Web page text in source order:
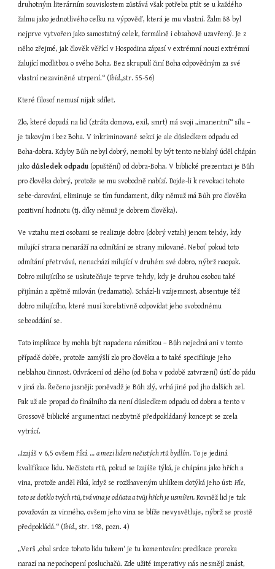
druhotným literárním souvislostem zůstává však potřeba ptát se u každého
žalmu jako jednotlivého celku na výpověď, která je mu vlastní. Žalm 88 byl
nejprve vytvořen jako samostatný celek, formálně i obsahově uzavřený. Je z
něho zřejmé, jak člověk věřící v Hospodina zápasí v extrémní nouzi extrémní
žalující modlitbou o svého Boha. Bez skrupulí činí Boha odpovědným za své
vlastní nezaviněné utrpení.“ (Ibid.,str. 55-56)
Které filosof nemusí nijak sdílet.
Zlo, které dopadá na lid (ztráta domova, exil, smrt) má svoji „imanentní“ sílu –
je takovým i bez Boha. V inkriminované sekci je ale důsledkem odpadu od
Boha-dobra. Kdyby Bůh nebyl dobrý, nemohl by být tento neblahý úděl chápán
jako důsledek odpadu (opuštění) od dobra-Boha. V biblické prezentaci je Bůh
pro člověka dobrý, protože se mu svobodně nabízí. Dojde-li k revokaci tohoto
sebe-darování, eliminuje se tím fundament, díky němuž má Bůh pro člověka
pozitivní hodnotu (tj. díky němuž je dobrem člověka).
Ve vztahu mezi osobami se realizuje dobro (dobrý vztah) jenom tehdy, kdy
milující strana nenaráží na odmítání ze strany milované. Neboť pokud toto
odmítání přetrvává, nenachází milující v druhém své dobro, nýbrž naopak.
Dobro milujícího se uskutečňuje teprve tehdy, kdy je druhou osobou také
přijímán a zpětně milován (redamatio). Schází-li vzájemnost, absentuje též
dobro milujícího, které musí korelativně odpovídat jeho svobodnému
sebeoddání se.
Tato implikace by mohla být napadena námitkou – Bůh nejedná ani v tomto
případě dobře, protože zamýšlí zlo pro člověka a to také specifikuje jeho
neblahou činnost. Odvrácení od zlého (od Boha v podobě zatvrzení) ústí do pádu
v jiná zla. Řečeno jasněji: poněvadž je Bůh zlý, vrhá jiné pod jho dalších zel.
Pak už ale propad do finálního zla není důsledkem odpadu od dobra a tento v
Grossově biblické argumentaci nezbytně předpokládaný koncept se zcela
vytrácí.
„Izajáš v 6,5 ovšem říká … a mezi lidem nečistých rtů bydlím. To je jediná
kvalifikace lidu. Nečistota rtů, pokud se Izajáše týká, je chápána jako hřích a
vina, protože anděl říká, když se rozžhaveným uhlíkem dotýká jeho úst: Hle,
toto se dotklo tvých rtů, tvá vina je odňata a tvůj hřích je usmířen. Rovněž lid je tak
považován za vinného, ovšem jeho vina se blíže nevysvětluje, nýbrž se prostě
předpokládá.“ (Ibid., str. 198, pozn. 4)
„Verš ‚obal srdce tohoto lidu tukem‘ je tu komentován: predikace proroka
narazí na nepochopení posluchačů. Zde užité imperativy nás nesmějí zmást,